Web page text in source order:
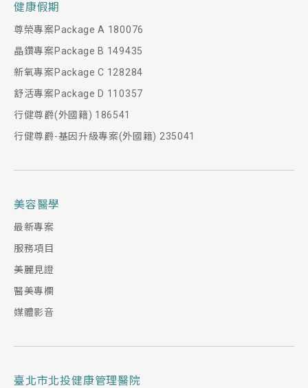
健康假期
尊榮專案Package A 180076
晶鑽專案Package B 149435
新氧專案Package C 128284
舒活專案Package D 110357
行健尊爵(外國籍) 186541
行健尊爵-基因升級專案(外國籍) 235041
美容醫學
最新專案
服務項目
美麗見證
醫美專欄
媒體影音
臺北市北投健康管理醫院